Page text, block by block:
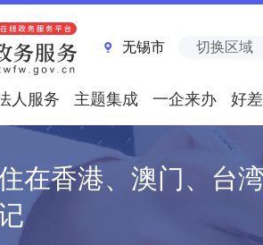
无锡市 切换区域
人服务 主题集成 一企来办 好
在香港、澳门、台